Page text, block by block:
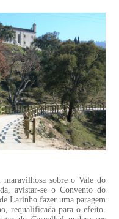
maravilhosa sobre o Vale do
avistar-se o Convento do
Larinho fazer uma paragem
requalificada para o efeito.